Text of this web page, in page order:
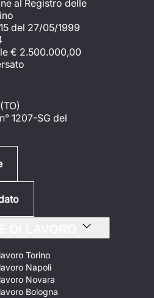
al Registro delle
del 27/05/1999
€ 2.500.000,00
1207-SG del
Torino
Napoli
Novara
Bologna